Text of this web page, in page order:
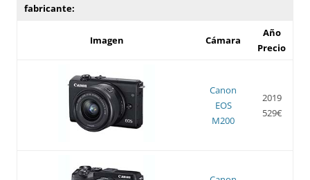
fabricante:
Imagen Cámara
Año
Precio
Canon
EOS
M200
2019
529€